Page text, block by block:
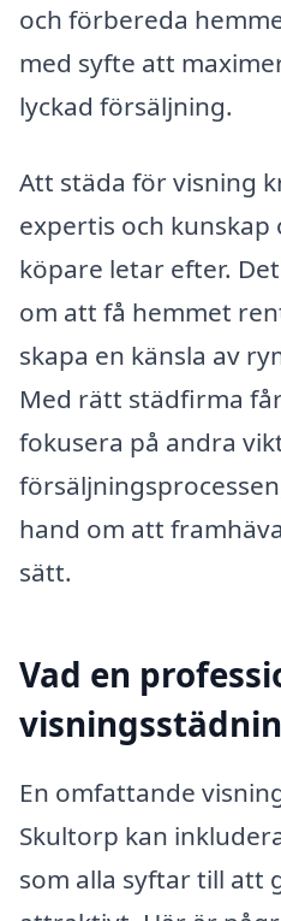
och förbereda
med syfte att
lyckad försäljning.
Att städa för visning
expertis och
köpare letar efter.
om att få hemmet
skapa en känsla av
Med rätt städfirma
fokusera på andra
hand om att
sätt.
Vad en
En omfattande
Skultorp kan
som alla syftar till att